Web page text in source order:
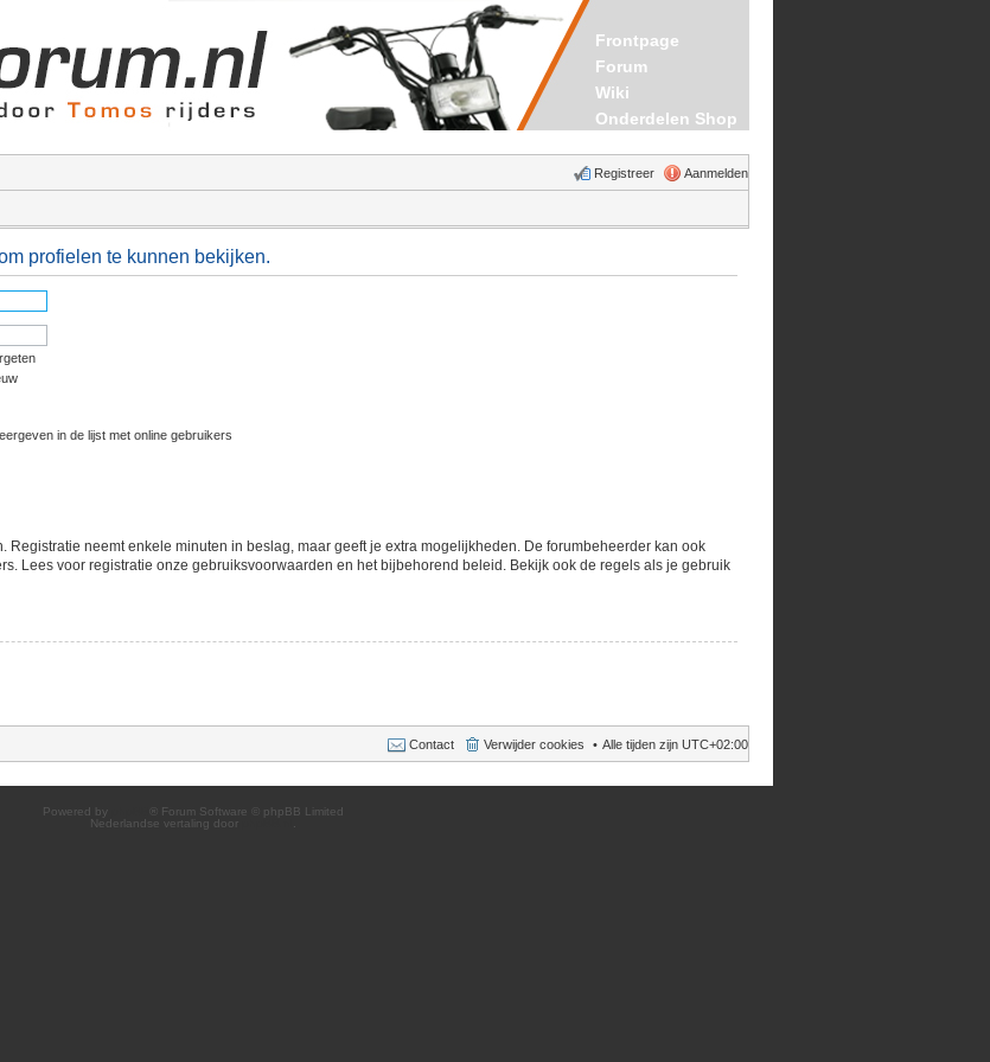
Frontpage
Forum
Wiki
Onderdelen Shop
Aanmelden
Registreer
profielen te kunnen bekijken.
in de lijst met online gebruikers
Registratie neemt enkele minuten in beslag, maar geeft je extra mogelijkheden. De forumbeheerder kan ook
Lees voor registratie onze gebruiksvoorwaarden en het bijbehorend beleid. Bekijk ook de regels als je gebruik
Alle tijden zijn UTC+02:00
Verwijder cookies
Contact
Powered by
® Forum Software © phpBB Limited
Nederlandse vertaling door